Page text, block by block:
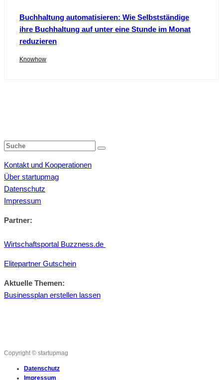
Buchhaltung automatisieren: Wie Selbstständige
ihre Buchhaltung auf unter eine Stunde im Monat
reduzieren
Knowhow
Kontakt und Kooperationen
Über startupmag
Datenschutz
Impressum
Partner:
Wirtschaftsportal Buzzness.de
Elitepartner Gutschein
Aktuelle Themen:
Businessplan erstellen lassen
Copyright © startupmag
Datenschutz
Impressum